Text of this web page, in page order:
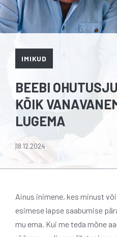
IMIKUD
BEEBI
KÕIK
LUGEMA
18.12.2024
Ainus inimene, kes minust
esimese lapse saabumise
mu ema. Kui me teda mõne